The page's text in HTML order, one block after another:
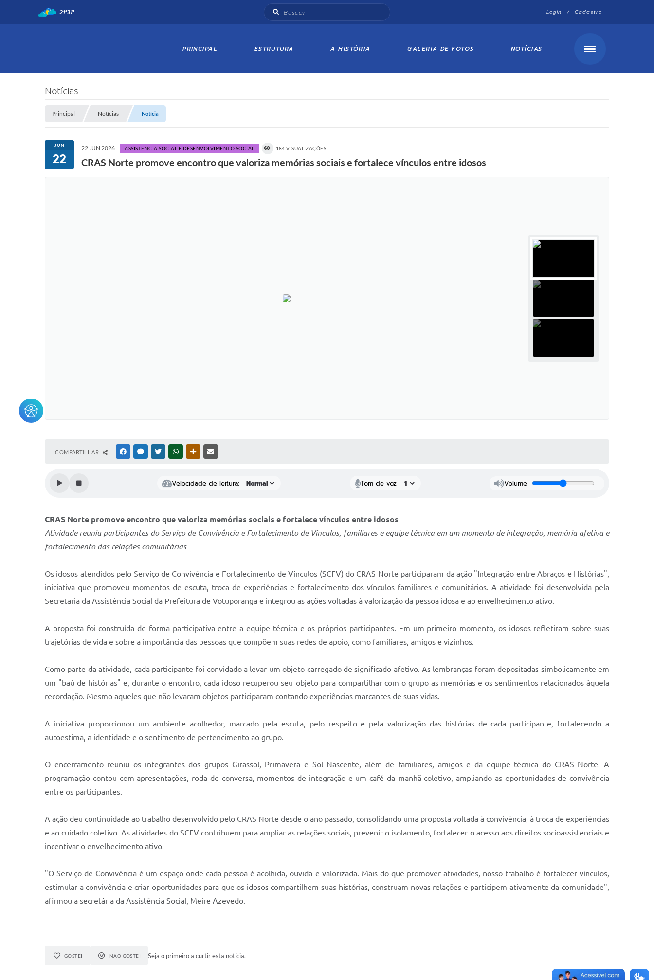
Login / Cadastro
21°31°
PRINCIPAL ESTRUTURA A HISTÓRIA GALERIA DE FOTOS NOTÍCIAS
Notícias
Principal Notícias Notícia
JUN
22
22 JUN 2026 ASSISTÊNCIA SOCIAL E DESENVOLVIMENTO SOCIAL 184 VISUALIZAÇÕES
CRAS Norte promove encontro que valoriza memórias sociais e fortalece vínculos entre idosos
COMPARTILHAR FACEBOOKMESSENGER
TWITTERWHATSAPPOUTRAS MÍDIAS
Velocidade de leitura: Tom de voz: Volume
CRAS Norte promove encontro que valoriza memórias sociais e fortalece vínculos entre idosos
Atividade reuniu participantes do Serviço de Convivência e Fortalecimento de Vínculos, familiares e equipe técnica em um momento de integração, memória afetiva e
fortalecimento das relações comunitárias
Os idosos atendidos pelo Serviço de Convivência e Fortalecimento de Vínculos (SCFV) do CRAS Norte participaram da ação "Integração entre Abraços e Histórias",
iniciativa que promoveu momentos de escuta, troca de experiências e fortalecimento dos vínculos familiares e comunitários. A atividade foi desenvolvida pela
Secretaria da Assistência Social da Prefeitura de Votuporanga e integrou as ações voltadas à valorização da pessoa idosa e ao envelhecimento ativo.
A proposta foi construída de forma participativa entre a equipe técnica e os próprios participantes. Em um primeiro momento, os idosos refletiram sobre suas
trajetórias de vida e sobre a importância das pessoas que compõem suas redes de apoio, como familiares, amigos e vizinhos.
Como parte da atividade, cada participante foi convidado a levar um objeto carregado de significado afetivo. As lembranças foram depositadas simbolicamente em
um "baú de histórias" e, durante o encontro, cada idoso recuperou seu objeto para compartilhar com o grupo as memórias e os sentimentos relacionados àquela
recordação. Mesmo aqueles que não levaram objetos participaram contando experiências marcantes de suas vidas.
A iniciativa proporcionou um ambiente acolhedor, marcado pela escuta, pelo respeito e pela valorização das histórias de cada participante, fortalecendo a
autoestima, a identidade e o sentimento de pertencimento ao grupo.
O encerramento reuniu os integrantes dos grupos Girassol, Primavera e Sol Nascente, além de familiares, amigos e da equipe técnica do CRAS Norte. A
programação contou com apresentações, roda de conversa, momentos de integração e um café da manhã coletivo, ampliando as oportunidades de convivência
entre os participantes.
A ação deu continuidade ao trabalho desenvolvido pelo CRAS Norte desde o ano passado, consolidando uma proposta voltada à convivência, à troca de experiências
e ao cuidado coletivo. As atividades do SCFV contribuem para ampliar as relações sociais, prevenir o isolamento, fortalecer o acesso aos direitos socioassistenciais e
incentivar o envelhecimento ativo.
"O Serviço de Convivência é um espaço onde cada pessoa é acolhida, ouvida e valorizada. Mais do que promover atividades, nosso trabalho é fortalecer vínculos,
estimular a convivência e criar oportunidades para que os idosos compartilhem suas histórias, construam novas relações e participem ativamente da comunidade",
afirmou a secretária da Assistência Social, Meire Azevedo.
GOSTEI NÃO GOSTEI Seja o primeiro a curtir esta notícia.